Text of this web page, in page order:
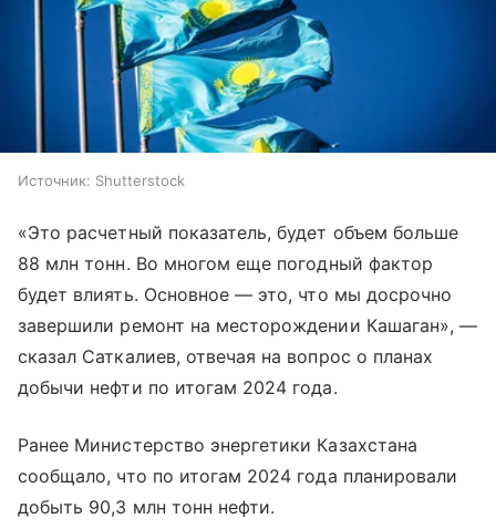
Источник: Shutterstock
«Это расчетный показатель, будет объем больше
88 млн тонн. Во многом еще погодный фактор
будет влиять. Основное — это, что мы досрочно
завершили ремонт на месторождении Кашаган», —
сказал Саткалиев, отвечая на вопрос о планах
добычи нефти по итогам 2024 года.
Ранее Министерство энергетики Казахстана
сообщало, что по итогам 2024 года планировали
добыть 90,3 млн тонн нефти.